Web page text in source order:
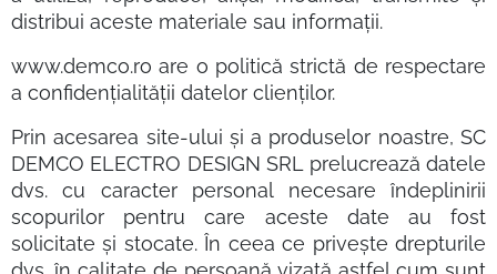
distribui aceste materiale sau informații.
www.demco.ro are o politică strictă de respectare
a confidențialității datelor clienților.
Prin acesarea site-ului și a produselor noastre, SC
DEMCO ELECTRO DESIGN SRL prelucrează datele
dvs. cu caracter personal necesare îndeplinirii
scopurilor pentru care aceste date au fost
solicitate și stocate. În ceea ce privește drepturile